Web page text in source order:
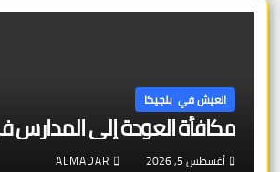
العيش في بلجيكا
مكافأة العودة إلى المدارس
أغسطس 5, 2026 ALMADAR